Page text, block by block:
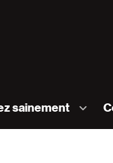
sainement